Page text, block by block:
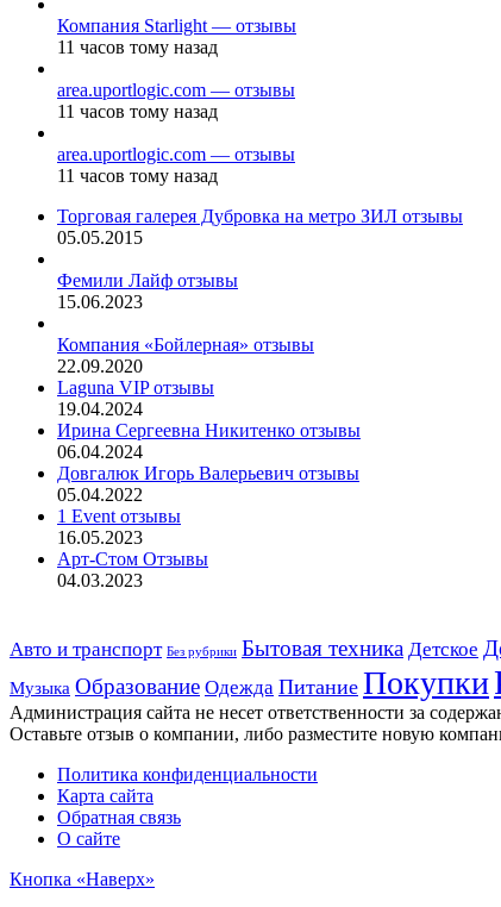
Компания Starlight — отзывы
11 часов тому назад
area.uportlogic.com — отзывы
11 часов тому назад
area.uportlogic.com — отзывы
11 часов тому назад
Торговая галерея Дубровка на метро ЗИЛ отзывы
05.05.2015
Фемили Лайф отзывы
15.06.2023
Компания «Бойлерная» отзывы
22.09.2020
Laguna VIP отзывы
19.04.2024
Ирина Сергеевна Никитенко отзывы
06.04.2024
Довгалюк Игорь Валерьевич отзывы
05.04.2022
1 Event отзывы
16.05.2023
Арт-Стом Отзывы
04.03.2023
Авто и транспорт Без рубрики Бытовая техника Детское
Музыка Образование Одежда Питание Покупки
Администрация сайта не несет ответственности за
Оставьте отзыв о компании, либо разместите новую
Политика конфиденциальности
Карта сайта
Обратная связь
О сайте
Кнопка «Наверх»